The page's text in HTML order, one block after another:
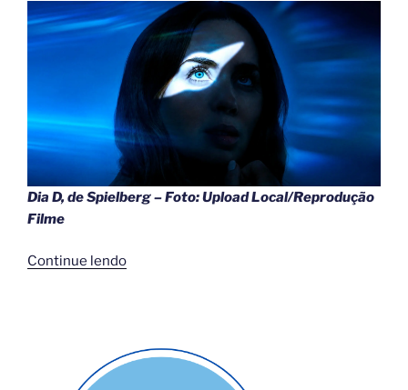
Dia D, de Spielberg – Foto: Upload Local/Reprodução
Filme
Continue lendo““Dia
de